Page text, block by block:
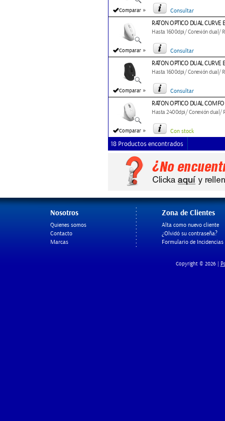
Comparar » Consultar
Comparar »
RATON OPTICO DUAL CURVE
Hasta 1600dpi/ Conexión dual/
Consultar
Comparar »
RATON OPTICO DUAL CURVE
Hasta 1600dpi/ Conexión dual/
Consultar
Comparar »
RATON OPTICO DUAL
Hasta 2400dpi/ Conexión dual/
Con stock
18 Productos encontrados
Nosotros
Quienes somos
Contacto
Marcas
Zona de Clientes
Alta como nuevo cliente
¿Olvidó su contraseña?
Formulario de Incidencias
Copyright © 2026 |